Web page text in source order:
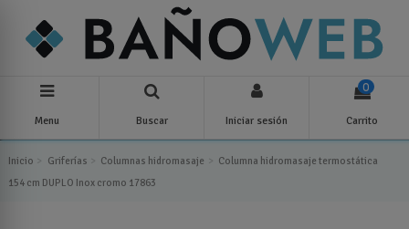
Menu Buscar Iniciar sesión
0
Carrito
Inicio Griferías Columnas hidromasaje
Columna hidromasaje termostática
154 cm DUPLO Inox cromo 17863